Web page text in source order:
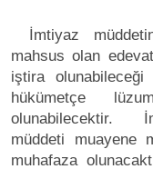
İmtiyaz
mahsus olan
iştira olunabileceği
hükümetçe
olunabilecektir.
müddeti muayene
muhafaza